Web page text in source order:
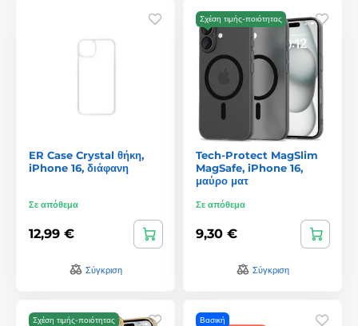
ER Case Crystal θήκη,
iPhone 16, διάφανη
Σε απόθεμα
12,99 €
Σύγκριση
Σχέση τιμής-ποιότητας
Tech-Protect MagSlim
MagSafe, iPhone 16,
μαύρο ματ
Σε απόθεμα
9,30 €
Σύγκριση
Σχέση τιμής-ποιότητας Βασική